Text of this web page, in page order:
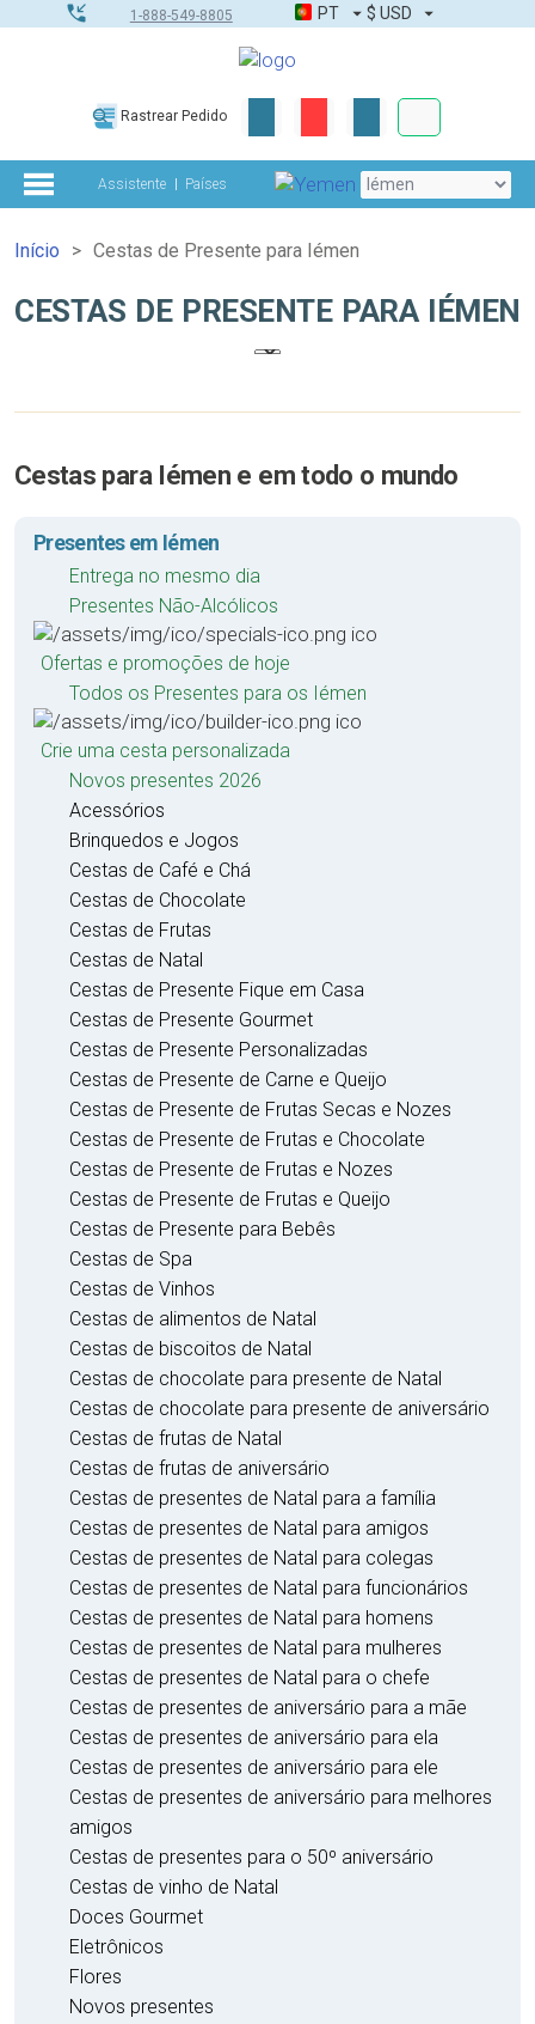
1-888-549-8805 PT $ USD
Rastrear Pedido
Assistente Países
Início Cestas de Presente para Iémen
CESTAS DE PRESENTE PARA IÉMEN
Cestas para Iémen e em todo o mundo
Presentes em Iémen
Entrega no mesmo dia
Presentes Não-Alcólicos
Ofertas e promoções de hoje
Todos os Presentes para os Iémen
Crie uma cesta personalizada
Novos presentes 2026
Acessórios
Brinquedos e Jogos
Cestas de Café e Chá
Cestas de Chocolate
Cestas de Frutas
Cestas de Natal
Cestas de Presente Fique em Casa
Cestas de Presente Gourmet
Cestas de Presente Personalizadas
Cestas de Presente de Carne e Queijo
Cestas de Presente de Frutas Secas e Nozes
Cestas de Presente de Frutas e Chocolate
Cestas de Presente de Frutas e Nozes
Cestas de Presente de Frutas e Queijo
Cestas de Presente para Bebês
Cestas de Spa
Cestas de Vinhos
Cestas de alimentos de Natal
Cestas de biscoitos de Natal
Cestas de chocolate para presente de Natal
Cestas de chocolate para presente de aniversário
Cestas de frutas de Natal
Cestas de frutas de aniversário
Cestas de presentes de Natal para a família
Cestas de presentes de Natal para amigos
Cestas de presentes de Natal para colegas
Cestas de presentes de Natal para funcionários
Cestas de presentes de Natal para homens
Cestas de presentes de Natal para mulheres
Cestas de presentes de Natal para o chefe
Cestas de presentes de aniversário para a mãe
Cestas de presentes de aniversário para ela
Cestas de presentes de aniversário para ele
Cestas de presentes de aniversário para melhores
amigos
Cestas de presentes para o 50º aniversário
Cestas de vinho de Natal
Doces Gourmet
Eletrônicos
Flores
Novos presentes